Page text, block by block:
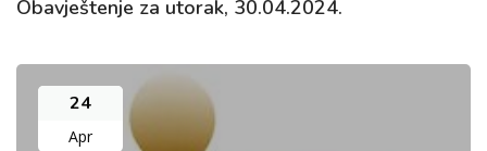
Obavještenje za utorak, 30.04.2024.
24
Apr